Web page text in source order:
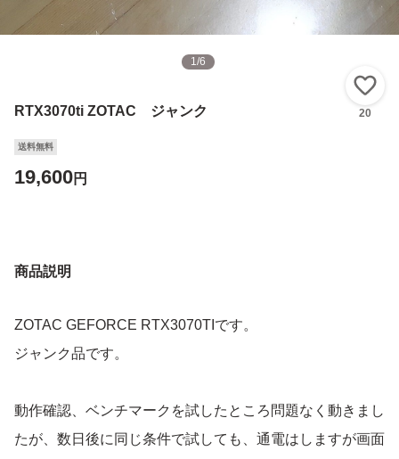
1/6
RTX3070ti ZOTAC ジャンク 20
送料無料
19,600円
商品説明
ZOTAC GEFORCE RTX3070TIです。
ジャンク品です。
動作確認、ベンチマークを試したところ問題なく動きまし
たが、数日後に同じ条件で試しても、通電はしますが画面